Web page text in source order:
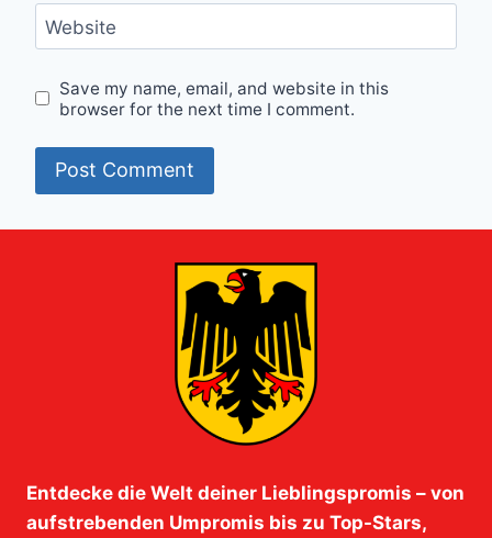
Website
Save my name, email, and website in this
browser for the next time I comment.
Entdecke die Welt deiner Lieblingspromis – von
aufstrebenden Umpromis bis zu Top-Stars,